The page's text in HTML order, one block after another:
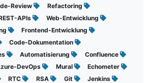
Review
Refactoring
APIs
Web-Entwicklung
Frontend-Entwicklung
Code-Dokumentation
Automatisierung
Confluence
DevOps Mural
Echometer
RTC RSA Git
Jenkins